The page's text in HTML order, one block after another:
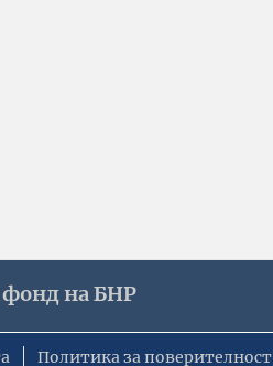
на БНР
Политика за поверителност